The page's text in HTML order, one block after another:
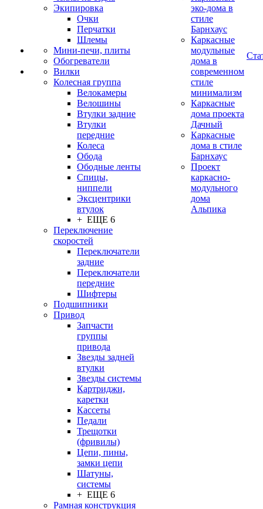
Экипировка
Очки
Перчатки
Шлемы
Мини-печи, плиты
Обогреватели
Вилки
Колесная группа
Велокамеры
Велошины
Втулки задние
Втулки
передние
Колеса
Обода
Ободные ленты
Спицы,
ниппели
Эксцентрики
втулок
+ ЕЩЕ 6
Переключение
скоростей
Переключатели
задние
Переключатели
передние
Шифтеры
Подшипники
Привод
Запчасти
группы
привода
Звезды задней
втулки
Звезды системы
Картриджи,
каретки
Кассеты
Педали
Трещотки
(фривилы)
Цепи, пины,
замки цепи
Шатуны,
системы
+ ЕЩЕ 6
Рамная конструкция
эко-дома в
стиле
Барнхаус
Каркасные
модульные
дома в
современном
стиле
минимализм
Каркасные
дома проекта
Дачный
Каркасные
дома в стиле
Барнхаус
Проект
каркасно-
модульного
дома
Альпика